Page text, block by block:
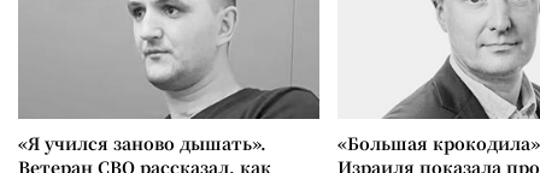
«Я учился заново дышать».
Ветеран СВО рассказал, как
«Большая
Израиля показала